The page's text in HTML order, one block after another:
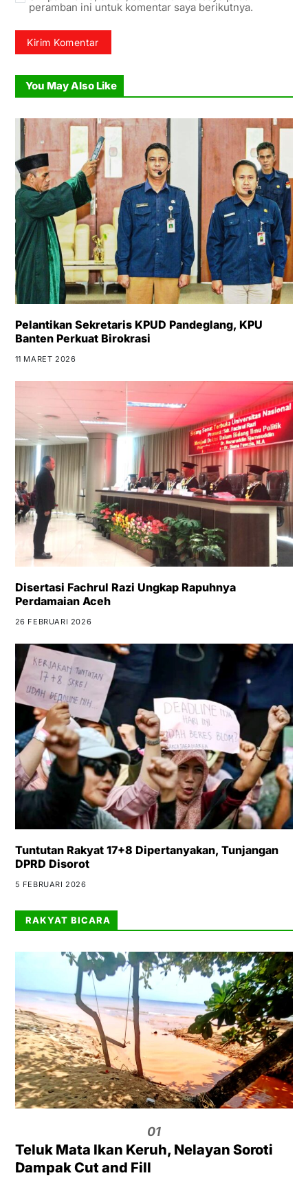
peramban ini untuk komentar saya berikutnya.
You May Also Like
Pelantikan Sekretaris KPUD Pandeglang, KPU
Banten Perkuat Birokrasi
11 MARET 2026
Disertasi Fachrul Razi Ungkap Rapuhnya
Perdamaian Aceh
26 FEBRUARI 2026
Tuntutan Rakyat 17+8 Dipertanyakan, Tunjangan
DPRD Disorot
5 FEBRUARI 2026
RAKYAT BICARA
01
Teluk Mata Ikan Keruh, Nelayan Soroti
Dampak Cut and Fill